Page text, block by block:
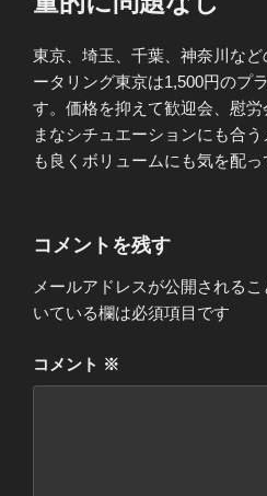
日:
東京、埼玉、千葉、神奈川な
ータリング東京は1,500円のプ
す。価格を抑えて歓迎会、慰
まなシチュエーションにも合
も良くボリュームにも気を配っ
コメントを残す
メールアドレスが公開されるこ
いている欄は必須項目です
コメント ※